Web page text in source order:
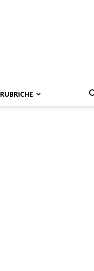
RUBRICHE